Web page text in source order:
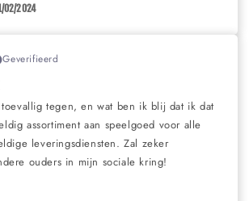
02/2024
Geverifieerd
tegen, en wat ben ik blij dat ik dat
assortiment aan speelgoed voor alle
leveringsdiensten. Zal zeker
ouders in mijn sociale kring!